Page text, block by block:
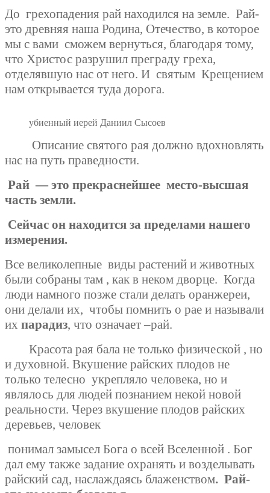
До грехопадения рай находился на земле. Рай-
это древняя наша Родина, Отечество, в которое
мы с вами сможем вернуться, благодаря тому,
что Христос разрушил преграду греха,
отделявшую нас от него. И святым Крещением
нам открывается туда дорога.
убиенный иерей Даниил Сысоев
Описание святого рая должно вдохновлять
нас на путь праведности.
Рай — это прекраснейшее место-высшая
часть земли.
Сейчас он находится за пределами нашего
измерения.
Все великолепные виды растений и животных
были собраны там , как в неком дворце. Когда
люди намного позже стали делать оранжереи,
они делали их, чтобы помнить о рае и называли
их парадиз, что означает –рай.
Красота рая бала не только физической , но
и духовной. Вкушение райских плодов не
только телесно укрепляло человека, но и
являлось для людей познанием некой новой
реальности. Через вкушение плодов райских
деревьев, человек
понимал замысел Бога о всей Вселенной . Бог
дал ему также задание охранять и возделывать
райский сад, наслаждаясь блаженством. Рай-